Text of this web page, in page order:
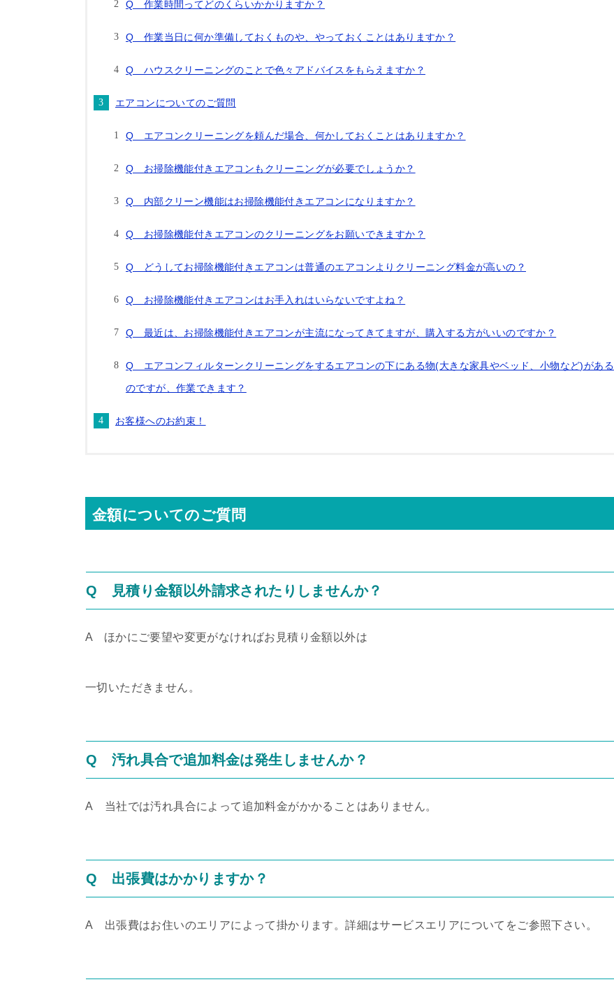
Q 作業時間ってどのくらいかかりますか？
Q 作業当日に何か準備しておくものや、やっておくことはありますか？
Q ハウスクリーニングのことで色々アドバイスをもらえますか？
エアコンについてのご質問
Q エアコンクリーニングを頼んだ場合、何かしておくことはありますか？
Q お掃除機能付きエアコンもクリーニングが必要でしょうか？
Q 内部クリーン機能はお掃除機能付きエアコンになりますか？
Q お掃除機能付きエアコンのクリーニングをお願いできますか？
Q どうしてお掃除機能付きエアコンは普通のエアコンよりクリーニング料金が高いの？
Q お掃除機能付きエアコンはお手入れはいらないですよね？
Q 最近は、お掃除機能付きエアコンが主流になってきてますが、購入する方がいいのですか？
Q エアコンフィルターンクリーニングをするエアコンの下にある物(大きな家具やベッド、小物など)がある
のですが、作業できます？
お客様へのお約束！
金額についてのご質問
Q 見積り金額以外請求されたりしませんか？
A ほかにご要望や変更がなければお見積り金額以外は
一切いただきません。
Q 汚れ具合で追加料金は発生しませんか？
A 当社では汚れ具合によって追加料金がかかることはありません。
Q 出張費はかかりますか？
A 出張費はお住いのエリアによって掛かります。詳細はサービスエリアについてをご参照下さい。